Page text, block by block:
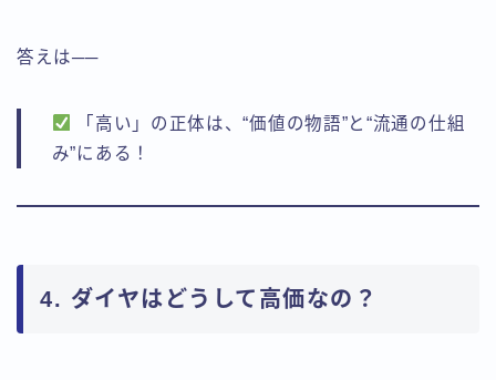
答えは──
「高い」の正体は、“価値の物語”と“流通の仕組
み”にある！
4. ダイヤはどうして高価なの？